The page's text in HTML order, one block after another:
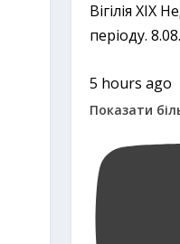
Вігілія ХІХ
періоду.
5 hours ago
Показати